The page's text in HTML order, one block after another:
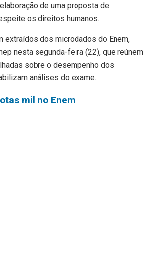
de uma proposta de
os direitos humanos.
extraídos dos microdados do Enem,
nesta segunda-feira (22), que reúnem
sobre o desempenho dos
análises do exame.
mil no Enem